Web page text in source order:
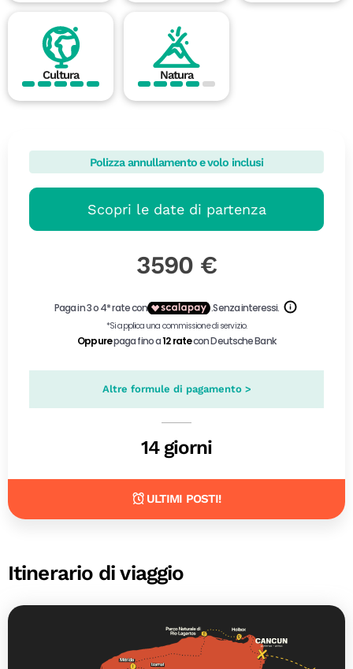
Cultura Natura
Polizza annullamento e volo inclusi
Scopri le date di partenza
3590 €
Altre formule di pagamento >
14 giorni
ULTIMI POSTI!
Itinerario di viaggio